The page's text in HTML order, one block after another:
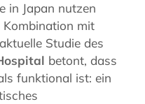
in Japan nutzen
mit
Studie des
betont, dass
funktional ist: ein